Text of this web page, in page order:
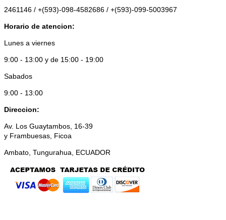
2461146 / +(593)-098-4582686 / +(593)-099-5003967
Horario de atencion:
Lunes a viernes
9:00 - 13:00 y de 15:00 - 19:00
Sabados
9:00 - 13:00
Direccion:
Av. Los Guaytambos, 16-39
y Frambuesas, Ficoa
Ambato, Tungurahua, ECUADOR